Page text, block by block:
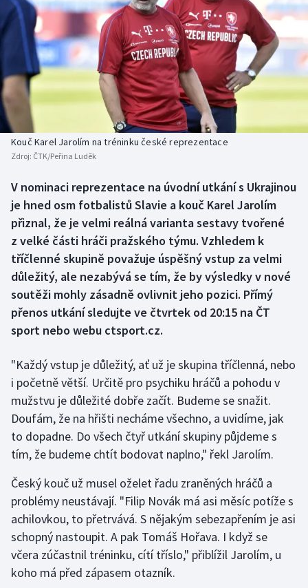
Americký fotbal
Baseball a softbal
Basketbal
Biatlon
Boby a skeleton
Box
Curling
Dostihy
Florbal
Futsal
Gymnastika
Házená
Jezdectví
Judo
Krasobruslení
Lezení
Lyže a snowboard
NEPŘEHLÉDNĚTE
Soutěže
Historické návraty
Aplikace ČT sport
AZ kvíz
Kouč Karel Jarolím na tréninku české reprezentace
Zdroj: ČTK/Peřina Luděk
V nominaci reprezentace na úvodní utkání s Ukrajinou
je hned osm fotbalistů Slavie a kouč Karel Jarolím
přiznal, že je velmi reálná varianta sestavy tvořené
z velké části hráči pražského týmu. Vzhledem k
tříčlenné skupině považuje úspěšný vstup za velmi
důležitý, ale nezabývá se tím, že by výsledky v nové
soutěži mohly zásadně ovlivnit jeho pozici. Přímý
přenos utkání sledujte ve čtvrtek od 20:15 na ČT
sport nebo webu ctsport.cz.
"Každý vstup je důležitý, ať už je skupina tříčlenná, nebo
i početně větší. Určitě pro psychiku hráčů a pohodu v
mužstvu je důležité dobře začít. Budeme se snažit.
Doufám, že na hřišti necháme všechno, a uvidíme, jak
to dopadne. Do všech čtyř utkání skupiny půjdeme s
tím, že budeme chtít bodovat naplno," řekl Jarolím.
Český kouč už musel oželet řadu zraněných hráčů a
problémy neustávají. "Filip Novák má asi měsíc potíže s
achilovkou, to přetrvává. S nějakým sebezapřením je asi
schopný nastoupit. A pak Tomáš Hořava. I když se
včera zúčastnil tréninku, cítí tříslo," přiblížil Jarolím, u
koho má před zápasem otazník.